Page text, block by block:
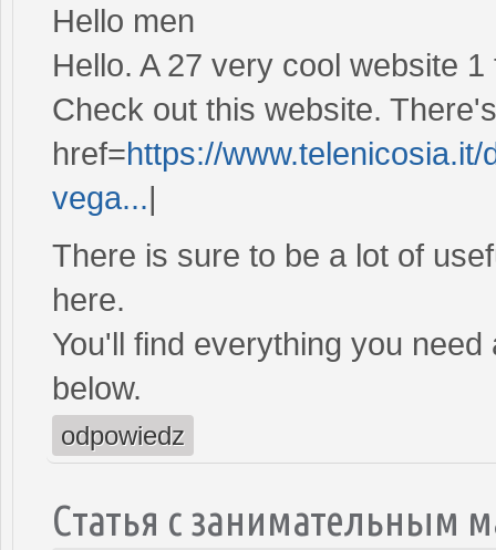
Hello men
Hello. A 27 very cool website
Check out this website.
href=https://
vega...|
There is sure to be a lot of
here.
You'll find everything you
below.
odpowiedz
Статья с занимательным